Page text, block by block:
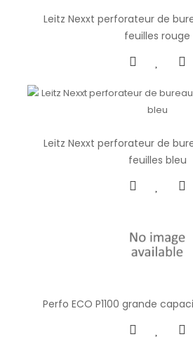
Leitz Nexxt perforateur de
feuilles rouge
Leitz Nexxt perforateur de
feuilles bleu
Perfo ECO P1100 grande